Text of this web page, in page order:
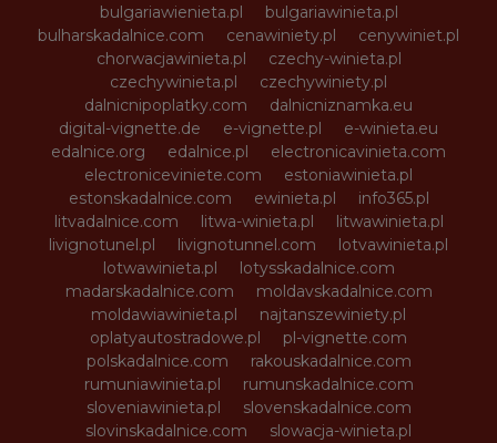
bulgariawienieta.pl
bulgariawinieta.pl
bulharskadalnice.com
cenawiniety.pl
cenywiniet.pl
chorwacjawinieta.pl
czechy-winieta.pl
czechywinieta.pl
czechywiniety.pl
dalnicnipoplatky.com
dalnicniznamka.eu
digital-vignette.de
e-vignette.pl
e-winieta.eu
edalnice.org
edalnice.pl
electronicavinieta.com
electroniceviniete.com
estoniawinieta.pl
estonskadalnice.com
ewinieta.pl
info365.pl
litvadalnice.com
litwa-winieta.pl
litwawinieta.pl
livignotunel.pl
livignotunnel.com
lotvawinieta.pl
lotwawinieta.pl
lotysskadalnice.com
madarskadalnice.com
moldavskadalnice.com
moldawiawinieta.pl
najtanszewiniety.pl
oplatyautostradowe.pl
pl-vignette.com
polskadalnice.com
rakouskadalnice.com
rumuniawinieta.pl
rumunskadalnice.com
sloveniawinieta.pl
slovenskadalnice.com
slovinskadalnice.com
slowacja-winieta.pl